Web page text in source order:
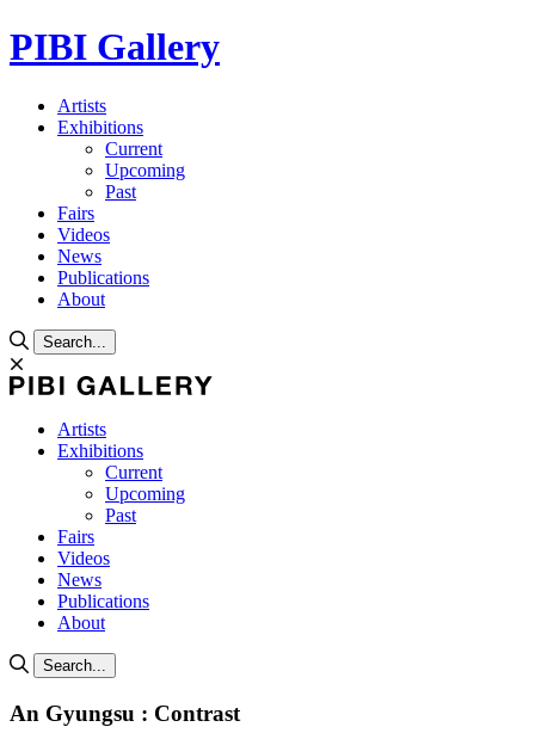
PIBI Gallery
Artists
Exhibitions
Current
Upcoming
Past
Fairs
Videos
News
Publications
About
Search...
Artists
Exhibitions
Current
Upcoming
Past
Fairs
Videos
News
Publications
About
Search...
An Gyungsu : Contrast